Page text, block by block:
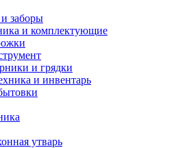
заборы
и комплектующие
и грядки
и инвентарь
утварь